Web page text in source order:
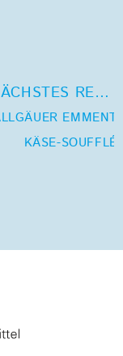
NÄCHSTES REZEPT
KÄSE-SOUFFLÉ